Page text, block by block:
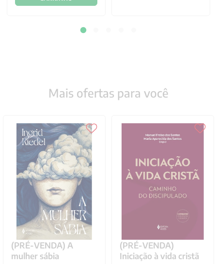
Mais ofertas para você
(PRÉ-VENDA) A
mulher sábia
(PRÉ-VENDA)
Iniciação à vida cristã